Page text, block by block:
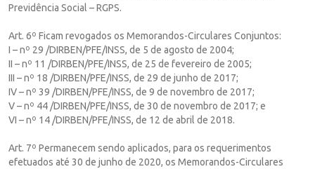
Previdência Social – RGPS.
Art. 6º Ficam revogados os Memorandos-Circulares Conjuntos:
I – nº 29 /DIRBEN/PFE/INSS, de 5 de agosto de 2004;
II – nº 11 /DIRBEN/PFE/INSS, de 25 de fevereiro de 2005;
III – nº 18 /DIRBEN/PFE/INSS, de 29 de junho de 2017;
IV – nº 39 /DIRBEN/PFE/INSS, de 9 de novembro de 2017;
V – nº 44 /DIRBEN/PFE/INSS, de 30 de novembro de 2017; e
VI – nº 14 /DIRBEN/PFE/INSS, de 12 de abril de 2018.
Art. 7º Permanecem sendo aplicados, para os requerimentos
efetuados até 30 de junho de 2020, os Memorandos-Circulares